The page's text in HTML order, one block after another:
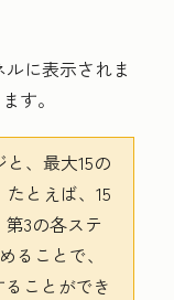
ルに表示されま
す。
、最大15の
とえば、15
3の各ステ
ることで、
ことができ